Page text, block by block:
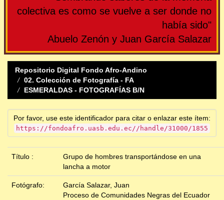
colectiva es como se vuelve a ser donde no
había sido"
Abuelo Zenón y Juan García Salazar
Repositorio Digital Fondo Afro-Andino
02. Colección de Fotografía - FA
ESMERALDAS - FOTOGRAFÍAS B/N
Por favor, use este identificador para citar o enlazar este ítem:
https://fondoafro.uasb.edu.ec//handle/31000/1855
Título :
Grupo de hombres transportándose en una
lancha a motor
Fotógrafo:
García Salazar, Juan
Proceso de Comunidades Negras del Ecuador